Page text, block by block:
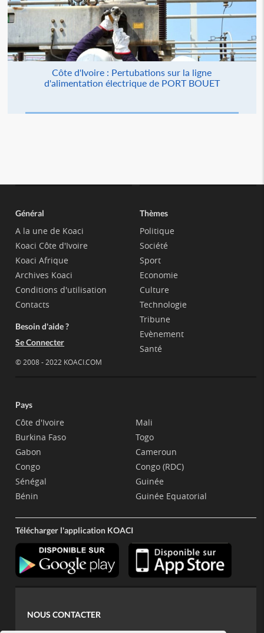
Côte d'Ivoire : Pertubations sur la ligne
d'alimentation électrique de PORT BOUET
Général
A la une de Koaci
Koaci Côte d'Ivoire
Koaci Afrique
Archives Koaci
Conditions d'utilisation
Contacts
Besoin d'aide ?
Se Connecter
© 2008 - 2022 KOACI.COM
Thèmes
Politique
Société
Sport
Economie
Culture
Technologie
Tribune
Evènement
Santé
Pays
Côte d'Ivoire
Burkina Faso
Gabon
Congo
Sénégal
Bénin
Mali
Togo
Cameroun
Congo (RDC)
Guinée
Guinée Equatorial
Télécharger l'application KOACI
NOUS CONTACTER